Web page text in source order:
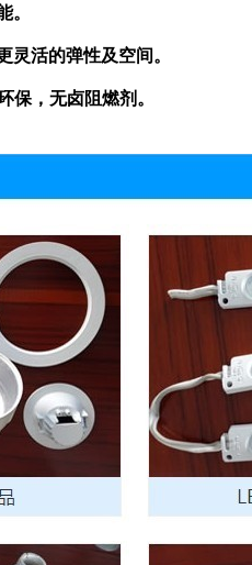
。
灵活的弹性及空间。
保，无卤阻燃剂。